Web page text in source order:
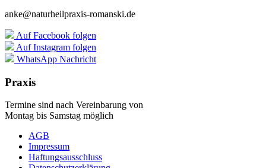
anke@naturheilpraxis-romanski.de
Auf Facebook folgen
Auf Instagram folgen
WhatsApp Nachricht
Praxis
Termine sind nach Vereinbarung von
Montag bis Samstag möglich
AGB
Impressum
Haftungsausschluss